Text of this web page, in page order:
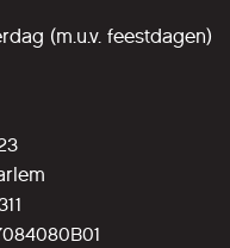
(m.u.v. feestdagen)